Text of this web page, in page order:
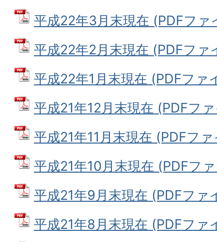
平成22年3月末現在 (PDFフ
平成22年2月末現在 (PDFフ
平成22年1月末現在 (PDFファ
平成21年12月末現在 (PDFフ
平成21年11月末現在 (PDFフ
平成21年10月末現在 (PDFフ
平成21年9月末現在 (PDFファ
平成21年8月末現在 (PDFファ